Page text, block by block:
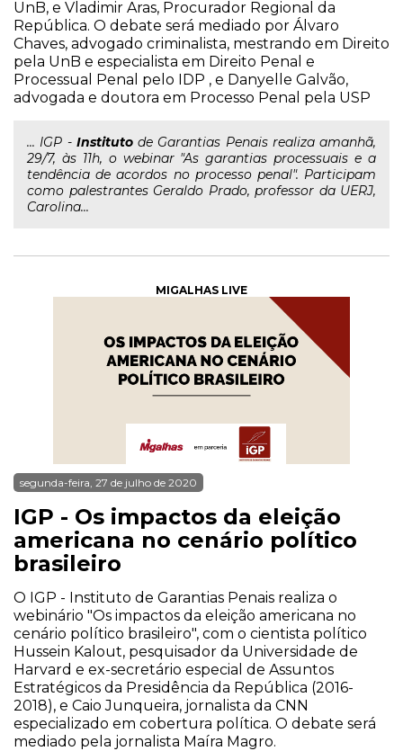
UnB, e Vladimir Aras, Procurador Regional da
República. O debate será mediado por Álvaro
Chaves, advogado criminalista, mestrando em Direito
pela UnB e especialista em Direito Penal e
Processual Penal pelo IDP , e Danyelle Galvão,
advogada e doutora em Processo Penal pela USP
... IGP - Institutode Garantias Penais realiza amanhã,
29/7, às 11h, o webinar "As garantias processuais e a
tendência de acordos no processo penal". Participam
como palestrantes Geraldo Prado, professor da UERJ,
Carolina...
MIGALHAS LIVE
segunda-feira, 27 de julho de 2020
IGP - Os impactos da eleição
americana no cenário político
brasileiro
O IGP - Instituto de Garantias Penais realiza o
webinário "Os impactos da eleição americana no
cenário político brasileiro", com o cientista político
Hussein Kalout, pesquisador da Universidade de
Harvard e ex-secretário especial de Assuntos
Estratégicos da Presidência da República (2016-
2018), e Caio Junqueira, jornalista da CNN
especializado em cobertura política. O debate será
mediado pela jornalista Maíra Magro.